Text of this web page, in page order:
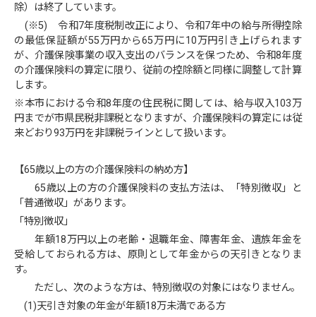
除）は終了しています。
(※5) 令和7年度税制改正により、令和7年中の給与所得控除
の最低保証額が55万円から65万円に10万円引き上げられます
が、介護保険事業の収入支出のバランスを保つため、令和8年度
の介護保険料の算定に限り、従前の控除額と同様に調整して計算
します。
※本市における令和8年度の住民税に関しては、給与収入103万
円までが市県民税非課税となりますが、介護保険料の算定には従
来どおり93万円を非課税ラインとして扱います。
【65歳以上の方の介護保険料の納め方】
65歳以上の方の介護保険料の支払方法は、「特別徴収」と
「普通徴収」があります。
「特別徴収」
年額18万円以上の老齢・退職年金、障害年金、遺族年金を
受給しておられる方は、原則として年金からの天引きとなりま
す。
ただし、次のような方は、特別徴収の対象にはなりません。
(1)天引き対象の年金が年額18万未満である方